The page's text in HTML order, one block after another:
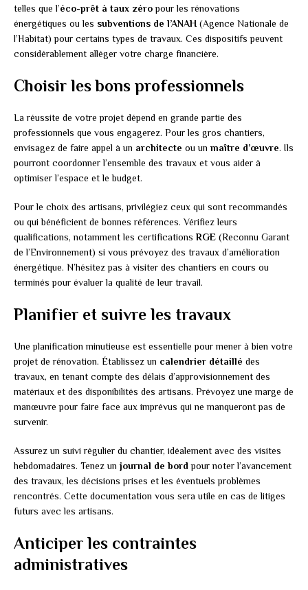
telles que l’éco-prêt à taux zéropour les rénovations
énergétiques ou les subventions de l’ANAH (Agence Nationale de
l’Habitat) pour certains types de travaux. Ces dispositifs peuvent
considérablement alléger votre charge financière.
Choisir les bons professionnels
La réussite de votre projet dépend en grande partie des
professionnels que vous engagerez. Pour les gros chantiers,
envisagez de faire appel à un architecte ou un maître d’œuvre. Ils
pourront coordonner l’ensemble des travaux et vous aider à
optimiser l’espace et le budget.
Pour le choix des artisans, privilégiez ceux qui sont recommandés
ou qui bénéficient de bonnes références. Vérifiez leurs
qualifications, notamment les certificationsRGE (Reconnu Garant
de l’Environnement) si vous prévoyez des travaux d’amélioration
énergétique. N’hésitez pas à visiter des chantiers en cours ou
terminés pour évaluer la qualité de leur travail.
Planifier et suivre les travaux
Une planification minutieuse est essentielle pour mener à bien votre
projet de rénovation. Établissez un calendrier détaillé des
travaux, en tenant compte des délais d’approvisionnement des
matériaux et des disponibilités des artisans. Prévoyez une marge de
manœuvre pour faire face aux imprévus qui ne manqueront pas de
survenir.
Assurez un suivi régulier du chantier, idéalement avec des visites
hebdomadaires. Tenez un journal de bord pour noter l’avancement
des travaux, les décisions prises et les éventuels problèmes
rencontrés. Cette documentation vous sera utile en cas de litiges
futurs avec les artisans.
Anticiper les contraintes
administratives